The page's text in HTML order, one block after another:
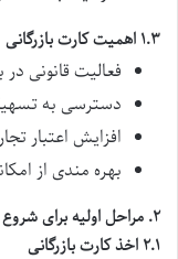
۱.۳ اهمیت کارت بازرگانی
فعالیت قانونی در
دسترسی به
افزایش اعتبار
بهره مندی از
۲. مراحل اولیه برای شروع کار با کارت بازرگانی
۲.۱ اخذ کارت بازرگانی